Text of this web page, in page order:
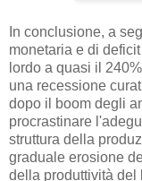
In conclusione, a
monetaria e di
lordo a quasi il
una recessione
dopo il boom degli
procrastinare
struttura della
graduale erosione
della produttività del